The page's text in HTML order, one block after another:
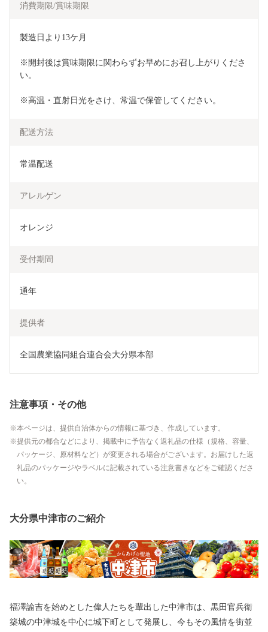
消費期限/賞味期限
製造日より13ケ月
※開封後は賞味期限に関わらずお早めにお召し上がりくださ
い。
※高温・直射日光をさけ、常温で保管してください。
配送方法
常温配送
アレルゲン
オレンジ
受付期間
通年
提供者
全国農業協同組合連合会大分県本部
注意事項・その他
本ページは、提供自治体からの情報に基づき、作成しています。
提供元の都合などにより、掲載中に予告なく返礼品の仕様（規格、容量、
パッケージ、原材料など）が変更される場合がございます。お届けした返
礼品のパッケージやラベルに記載されている注意書きなどをご確認くださ
い。
大分県中津市のご紹介
福澤諭吉を始めとした偉人たちを輩出した中津市は、黒田官兵衛
築城の中津城を中心に城下町として発展し、今もその風情を街並